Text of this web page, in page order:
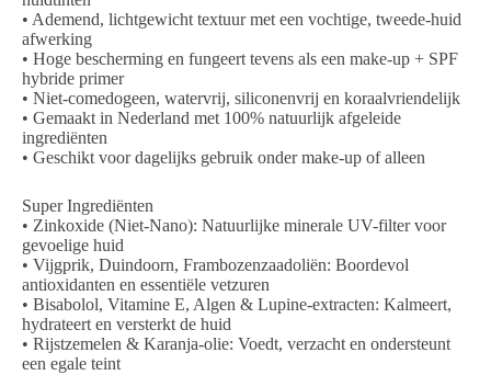
• Ademend, lichtgewicht textuur met een vochtige, tweede-huid
afwerking
• Hoge bescherming en fungeert tevens als een make-up + SPF
hybride primer
• Niet-comedogeen, watervrij, siliconenvrij en koraalvriendelijk
• Gemaakt in Nederland met 100% natuurlijk afgeleide
ingrediënten
• Geschikt voor dagelijks gebruik onder make-up of alleen
Super Ingrediënten
• Zinkoxide (Niet-Nano): Natuurlijke minerale UV-filter voor
gevoelige huid
• Vijgprik, Duindoorn, Frambozenzaadoliën: Boordevol
antioxidanten en essentiële vetzuren
• Bisabolol, Vitamine E, Algen & Lupine-extracten: Kalmeert,
hydrateert en versterkt de huid
• Rijstzemelen & Karanja-olie: Voedt, verzacht en ondersteunt
een egale teint